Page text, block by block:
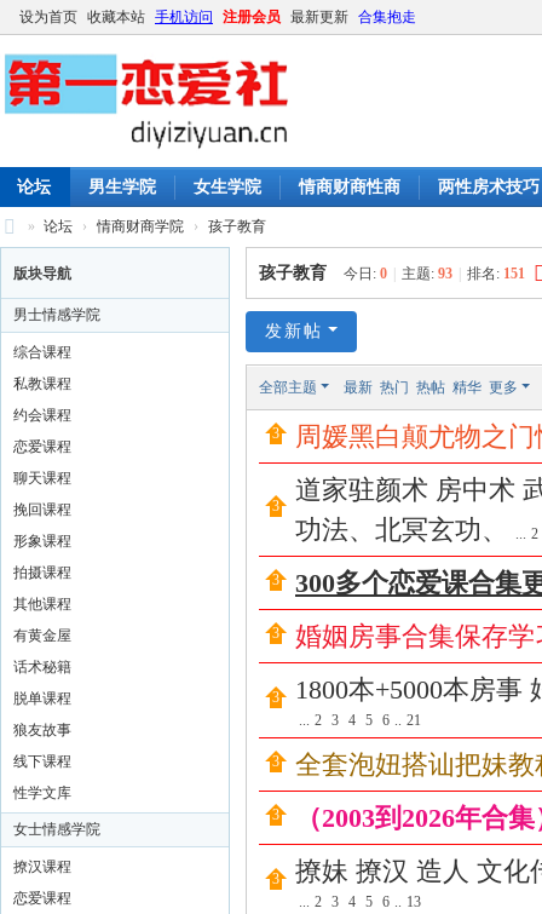
设为首页 收藏本站 手机访问 注册会员 最新更新 合集抱走
论坛 男生学院 女生学院 情商财商性商 两性房术技巧
第
一
恋
撩
妹
撩
汉
房
社
区
撩
妹
» 论坛 › 情商财商学院 › 孩子教育
版块导航
男士情感学院
综合课程
私教课程
约会课程
恋爱课程
聊天课程
挽回课程
形象课程
拍摄课程
其他课程
有黄金屋
话术秘籍
脱单课程
狼友故事
线下课程
性学文库
女士情感学院
撩汉课程
恋爱课程
孩子教育 今日: 0 主题: 93 排名: 151
发新帖
全部主题 最新 热门 热帖 精华 更多
周媛黑白颠尤物之
道家驻颜术 房中术
功法、北冥玄功、
... 2
300多个恋爱课合集
婚姻房事合集保存学
1800本+5000本房事
... 2 3 4 5 6 .. 21
全套泡妞搭讪把妹教
（2003到2026年合
撩妹 撩汉 造人 文化
... 2 3 4 5 6 .. 13